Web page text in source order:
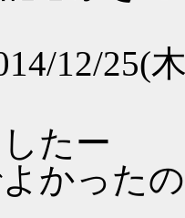
12/25(
たー
かった